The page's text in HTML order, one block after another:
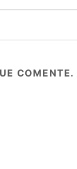
COMENTE.